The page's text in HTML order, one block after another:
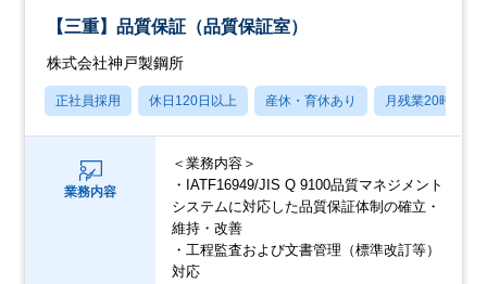
【三重】品質保証（品質保証室）
株式会社神戸製鋼所
正社員採用 休日120日以上 産休・育休あり 月残業20時間以
業務内容
＜業務内容＞
・IATF16949/JIS Q 9100品質マネジメント
システムに対応した品質保証体制の確立・
維持・改善
・工程監査および文書管理（標準改訂等）
対応